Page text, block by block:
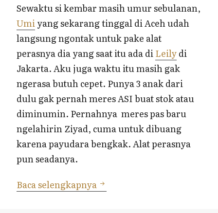
Sewaktu si kembar masih umur sebulanan,
Umiyang sekarang tinggal di Aceh udah
langsung ngontak untuk pake alat
perasnya dia yang saat itu ada diLeilydi
Jakarta. Aku juga waktu itu masih gak
ngerasa butuh cepet. Punya 3 anak dari
dulu gak pernah meres ASI buat stok atau
diminumin. Pernahnya meres pas baru
ngelahirin Ziyad, cuma untuk dibuang
karena payudara bengkak. Alat perasnya
pun seadanya.
Baca selengkapnya Full ASI untuk si Kembar